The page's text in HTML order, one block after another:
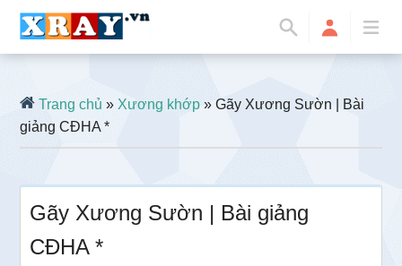
Trang chủ » Xương khớp » Gãy Xương Sườn | Bài
giảng CĐHA *
Gãy Xương Sườn | Bài giảng
CĐHA *